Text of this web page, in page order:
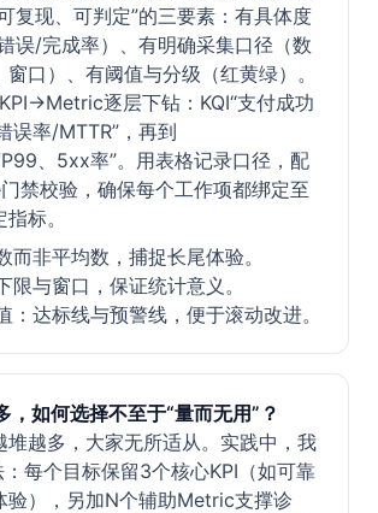
复现、可判定”的三要素：有具体度
误/完成率）、有明确采集口径（数
口）、有阈值与分级（红黄绿）。
逐层下钻：KQI“支付成功
误率/MTTR”，再到
、5xx率”。用表格记录口径，配
禁校验，确保每个工作项都绑定至
标。
而非平均数，捕捉长尾体验。
限与窗口，保证统计意义。
：达标线与预警线，便于滚动改进。
，如何选择不至于“量而无用”？
堆越多，大家无所适从。实践中，我
：每个目标保留3个核心KPI（如可靠
验），另加N个辅助Metric支撑诊